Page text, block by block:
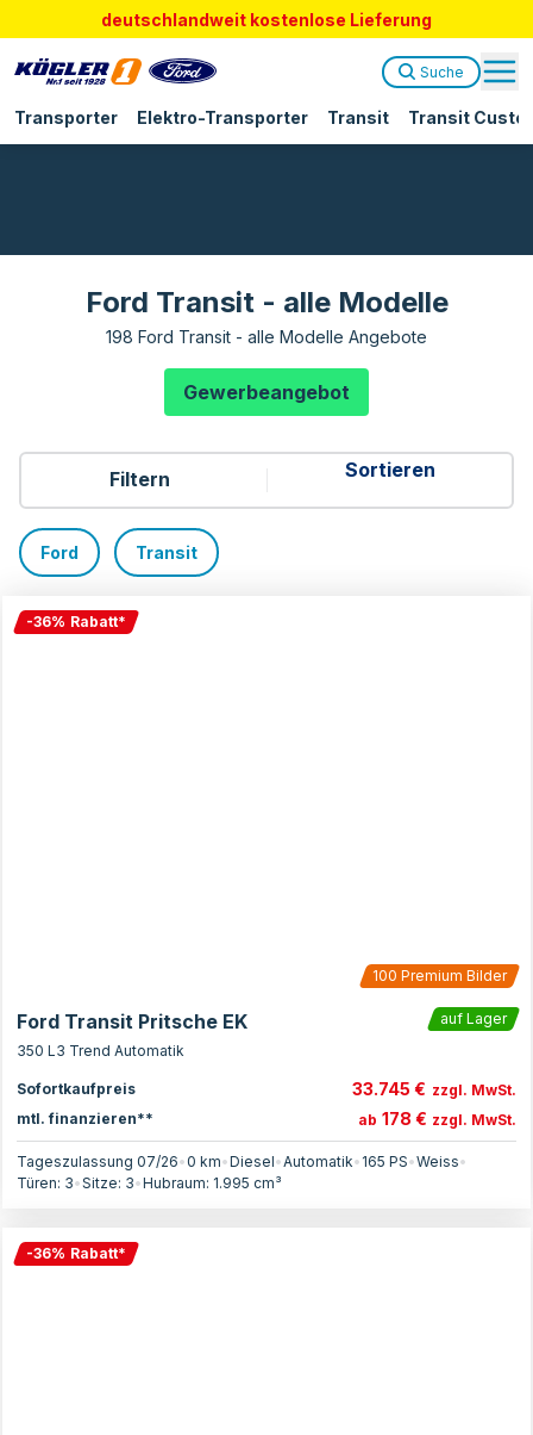
deutschlandweit kostenlose Lieferung
Transporter Elektro-Transporter Transit Transit
Suche
Ford Transit - alle Modelle
198 Ford Transit - alle Modelle Angebote
Gewerbeangebot
Filtern
Ford Transit
-36% Rabatt*
100 Premium Bilder
Ford Transit Pritsche EK
auf Lager
350 L3 Trend Automatik
Sofortkaufpreis 33.745 € zzgl. MwSt.
mtl. finanzieren**
ab 178 € zzgl. MwSt.
Tageszulassung 07/26•0 km•Diesel•Automatik• 165 PS•Weiss•
Türen: 3•Sitze: 3•Hubraum: 1.995 cm³
-36% Rabatt*